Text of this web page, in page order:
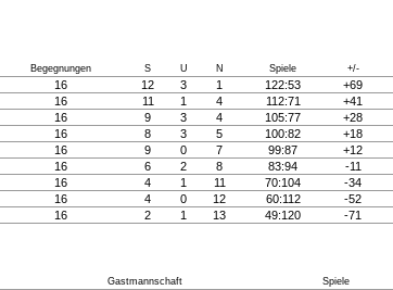
Begegnungen S U N Spiele +/-
16 12 3 1 122:53 +69
16 11 1 4 112:71 +41
16 9 3 4 105:77 +28
16 8 3 5 100:82 +18
16 9 0 7 99:87 +12
16 6 2 8 83:94 -11
16 4 1 11 70:104 -34
16 4 0 12 60:112 -52
16 2 1 13 49:120 -71
Gastmannschaft Spiele